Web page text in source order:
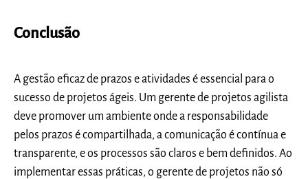
Conclusão
A gestão eficaz de prazos e atividades é essencial para o
sucesso de projetos ágeis. Um gerente de projetos agilista
deve promover um ambiente onde a responsabilidade
pelos prazos é compartilhada, a comunicação é contínua e
transparente, e os processos são claros e bem definidos. Ao
implementar essas práticas, o gerente de projetos não só